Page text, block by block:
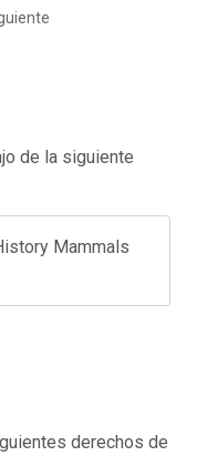
de la siguiente
Mammals
derechos de